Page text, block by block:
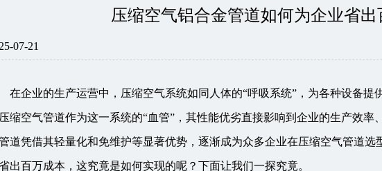
压缩空气铝合金管道如何为企业省出
07-21
在企业的生产运营中，压缩空气系统如同人体的“呼吸系统”，为各种设备提
缩空气管道作为这一系统的“血管”，其性能优劣直接影响到企业的生产效率
道凭借其轻量化和免维护等显著优势，逐渐成为众多企业在压缩空气管道
出百万成本，这究竟是如何实现的呢？下面让我们一探究竟。